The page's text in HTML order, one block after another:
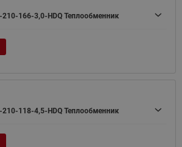
210-166-3,0-HDQ Теплообменник
210-118-4,5-HDQ Теплообменник